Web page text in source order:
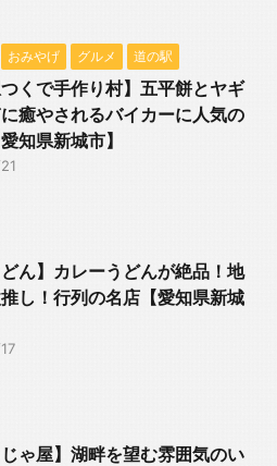
おみやげ グルメ 道の駅
つくで手作り村】五平餅とヤギ
癒やされるバイカーに人気の
知県新城市】
どん】カレーうどんが絶品！地
し！行列の名店【愛知県新城
じゃ屋】湖畔を望む雰囲気のい